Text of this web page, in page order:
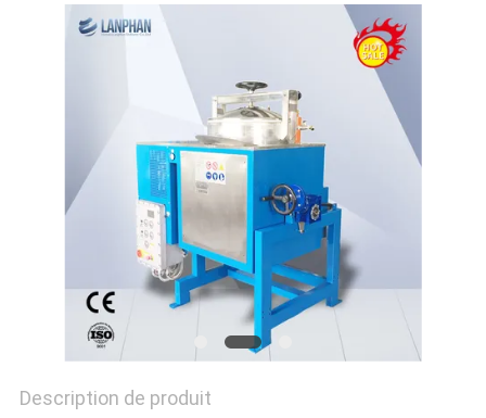
POLITIQUE
CONFIDENTIALITÉ
Description de produit